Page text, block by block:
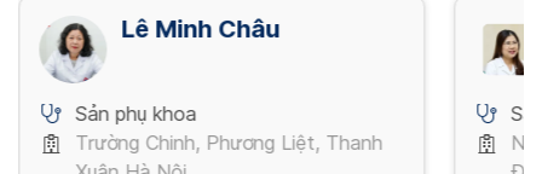
Lê Minh Châu
Sản phụ khoa
Trường Chinh, Phương Liệt, Thanh